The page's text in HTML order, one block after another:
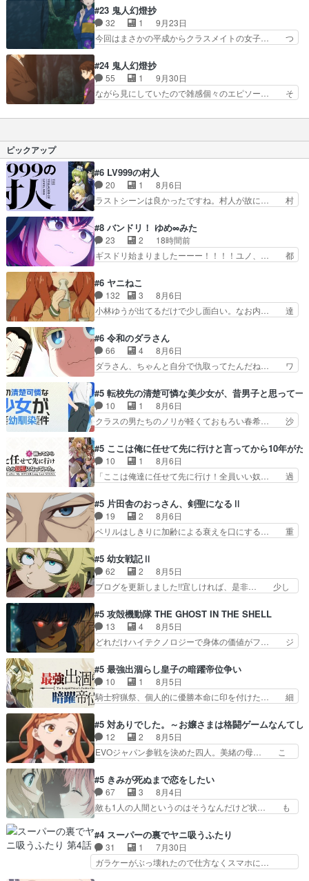
ニメいろいろずるい今回も脳… あまりに速すぎる
野茉莉の抱擁……俺じゃな… 2話貯めて解放した
から満足度高いけど辛い…
作画大変そうやん大丈夫？ とか思いつ… なんか
いつの間にか子どもまでできちやって… 時代は進
んで遂に明治だけど舞台も京都に移… 新章突入し
たけど2話で片づける事出来んの… まあ、おふう
泣きそうになるし、戦闘シー… 前々から作画が怪
しいと思っていたが、つい… 甚夜が蕎麦屋をやっ
てたから、ひょっとして…
#23 鬼人幻燈抄
32 1
9月23日
今回はまさかの平成からクラスメイトの女子… つ
レントウィッチ12話星読みの魔女良い… 2009年
8月15日。明治5年に戻り甚夜… 染吾郎が甚夜を
からかう為、『女性２人も連… あと1話でアニメ
は終わるわけだけど妹との… 林檎飴天女抄(前
#24 鬼人幻燈抄
55 1
9月30日
ながら見にしていたので雑感個々のエピソー… そ
ぁ、なんか感動的でもあり寂しいようでも… とて
朝顔が現代に戻って終わった最終回だ… りんご飴
抄この話、凄いな。なんで甚夜は… 話が良すぎ
て、ここまでちゃんと見続けて来… 」なところが
あるアニメは基本的に時間の流… アクションもい
いけど、心に響く作品ってい…
ピックアップ
#6 LV999の村人
20 1
8月6日
ラストシーンは良かったですね。村人が故に… 村
スと10年後に結婚の約束をした鏡ずっ… カジノ
スタッフ募集するも集まらない更に追… 王命でク
ルルの監視をすることになったデビ… 最強の村
人・鏡との出会いで少しは変わった… やはり何か
への恨みは根深そうやね姫を舐… 新キャラが登場
早々変態扱いされてる件。タ… まだまだお元気そ
うなお声で……不意打ち過…
#8 バンドリ！ ゆめ∞みた
23 2
18時間前
ギスドリ始まりましたーーー！！！！ユノ、… 都
復を見守っていかないと、ですね！！み… 開幕聞
き取りスタッフに定治いなかった？ま… ののちゃ
んのお手当てはお節介だったりする… ビオラの立
ち回り害悪すぎるお近づきの印が… ・律っちゃん
一難、律がビオラの呪縛から… 「私はあなたが嫌
いなんです」「バンドやめ… 何が起きているの
か！？次週、みゅーたいぷ…
#6 ヤニねこ
132 3
8月6日
小林ゆうが出てるだけで少し面白い。なお内… 達
マドンってなんなん！？人見知りっぽい… なんな
ら下ネタ0じゃなかったかこんな回が… 他のエピ
ソードに対してマイルドな回だった… 今回はだい
ぶある程度抑えてる？w感じな気… アルねこ、そ
ていたゴキブリ死んでるGP… アルねこ危険です
よね。健康的な面で··江… 酔い潰れ行き着いた江
ノ島で、朝日を眺めな…
#6 令和のダラさん
66 4
8月6日
ダラさん、ちゃんと自分で仇取ってたんだね… ワ
ットに憧れてビーム撃ちたいと…そうい… 余りに
も凄惨なダラさんの過去ダラさんの６… 過去編は
これで一区切りかなギャグも面白い… ガンガガン
♪薫がなんかしっかり歌ってロマ… 姉巫女の誤
日頃からガンガン言うてないで… このアニメはど
こに行くのだろう、面白すぎ… 姉のした事はただ
単に一族を絶滅させただけ…
#5 転校先の清楚可憐な美少女が、昔男子と思って一
10 1
8月6日
クラスの男たちのノリが軽くておもろい春希… 沙
もちゃんが透けブラしててびっくりして… レベル
のキャラが登場。相変わらず顔や体の… 隼人が春
希の級友を巻き込んだイジりに動じ… 第５話を
U-NEXTで視聴しました。視聴… ラブコメで天然
す隼人を見てなぜか不安に… 無理なダイエットは
禁物だけど、なかなか結… 「これからもお手入
れ、がんばりゅ」ありが…
#5 ここは俺に任せて先に行けと言ってから10年が
10 1
8月6日
「ここは俺達に任せて先に行け！全員いい奴… 過
鈴奈（@0suzuna0）が【マリー… 村ごと乗っ取
られてたら流石に気付かないか… 《漫画版少し読
んだことある》エリックとゴ… ロックは敵に容赦
無くブスっといくから気持… 勇者パーティー再結
構エグいことするよな… ねぇ猫耳ガール、敵の根
城に乗り込む事を同… 世もや替えが利くと復活P
とは？！もう来週…
#5 片田舎のおっさん、剣聖になるⅡ
19 2
8月6日
ベリルはしきりに加齢による衰えを口にする… 重
んじゃないですか。魔物の群を発見した… アマプ
ラにて視聴終わり！サーベルボア討伐… を言い訳
にしたくないものですねwボア狩り… 先生として
のベリルが好きだけど、今回みた… 4人だけでサ
ーベルボアが暴れてると聞い… ちょっと年齢の事
を言いすぎとゆーか言い訳… ベリルの母もやはり
只者じゃなかったかベリ…
#5 幼女戦記Ⅱ
62 2
8月5日
ブログを更新しました!!宜しければ、是非… 少し
ゥーアの唯一の手駒が強すぎる笑あお… 私にとっ
て完全にご褒美回ゼー様の葉巻シー… やはりター
ニャが後方指揮だと展開に迫力が… “貧乏籤百連
無料ガチャ”100連でも1回… 2期入ってから地味
ばならぬ」って言葉に… ゼートゥーア左遷によっ
て参謀本部の連携が… 緊張感ある戦闘描写とギャ
グ今週の『有能な…
#5 攻殻機動隊 THE GHOST IN THE SHELL
13 4
8月5日
どれだけハイテクノロジーで身体の価値がフ… ジ
コマだいぶ理性持ち始めた。この世界の… 原作読
んだのもう何年も前なのに、覚えてる… コイルの
汚職を突き止めるべくバトーの指導… やまとん1
号はどこの部分で使うのだろう？… 日本とロシア
primevideoで視聴しまし… 前回同様『イノセン
ス』を含む押井・神山版… 第５話「EPISODEラ
ストの母親の気持…
#5 最強出涸らし皇子の暗躍帝位争い
10 1
8月5日
騎士狩猟祭、個人的に優勝本命に印を付けた… 細
ナがチートすぎる笑アルは最初から自分… プラネ
ット・ウィズ展開アツいな「騎士狩猟… 麦茶どこ
ろかタイトル通り麦茶の出涸らしぐ… 第５話を
ABEMAで視聴しました。視聴に… 復讐に燃える
が“萌え”なのでこの娘が皇帝… ウサギ好きそうな
王女殿下がかわいい。幼馴… ついに始まった狩猟
祭。エルナの活躍で上位…
#5 対ありでした。～お嬢さまは格闘ゲームなんてし
12 2
8月5日
EVOジャパン参戦を決めた四人。美緒の母… こ
目は気品溢れてるのに中身は…美緒ママ… テー
マ：格ゲー大会に行くには？感想は、美… 大会を
前に格ゲー熱が高まる一方、百合の本… 東京で開
催される格ゲー大会に参加すること… Japanに向
めに東京へ!/でも観光よ… 旅の支度全部やってく
れる先輩、なんだかん… 第５話をｄアニメストア
で視聴しました。視…
#5 きみが死ぬまで恋をしたい
67 3
8月4日
敵も1人の人間というのはそうなんだけど状… も
を人間に戻して欲しいでも自分達が代わ… ご視聴
ありがとうございました見るたびに切… 誰かと思
ったらちゅー先輩か。しれっと相方… 第５話感
想：コ□した相手にも家族や…､戦… つらい回
#4 スーパーの裏でヤニ吸うふたり
31 1
7月30日
ガラケーがぶっ壊れたので仕方なくスマホに…